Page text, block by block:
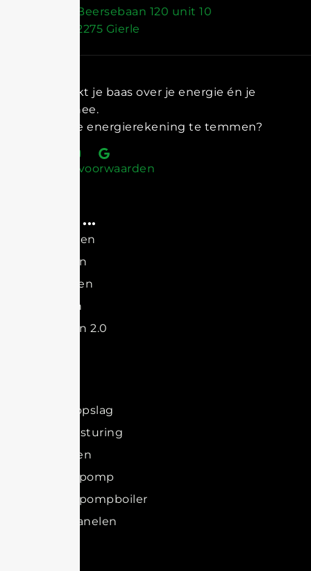
Beersebaan 120 unit 10
2275 Gierle
Aetec maakt je baas over je energie én je
portemonnee.
Klaar om de energierekening te temmen?
Algemene voorwaarden
Energie ...
Opwekken
Opslagen
Gebruiken
Beheren
Besparen 2.0
Batterijopslag
Energie sturing
Laadpalen
Warmtepomp
Warmtepompboiler
Zonnepanelen